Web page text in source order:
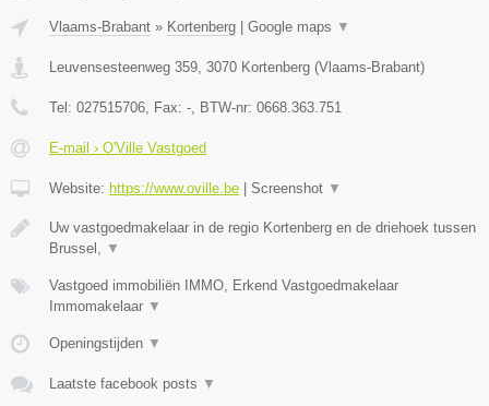
Vlaams-Brabant » Kortenberg Google maps ▼
Leuvensesteenweg 359, 3070 Kortenberg (Vlaams-Brabant)
Tel: 027515706, Fax: -, BTW-nr: 0668.363.751
E-mail › O'Ville Vastgoed
Website: https://www.oville.be Screenshot ▼
Uw vastgoedmakelaar in de regio Kortenberg en de driehoek tussen
Brussel, ▼
Vastgoed immobiliën IMMO, Erkend Vastgoedmakelaar
Immomakelaar ▼
Openingstijden ▼
Laatste facebook posts ▼